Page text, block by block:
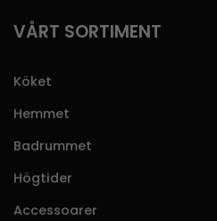
VÅRT SORTIMENT
Köket
Hemmet
Badrummet
Högtider
Accessoarer